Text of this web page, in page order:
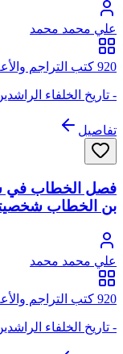
علي محمد محمد
920 كتب التراجم والأعلام
- تاريخ الخلفاء
تفاصيل
فصل الخطاب في
بن الخطاب
علي محمد محمد
920 كتب التراجم والأعلام
- تاريخ الخلفاء